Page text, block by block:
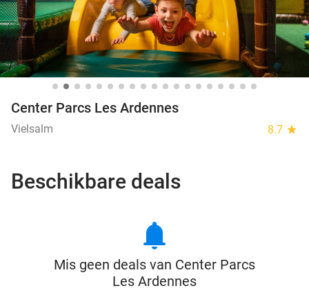
Center Parcs Les Ardennes
Vielsalm 8.7 star
Beschikbare deals
notifications
Mis geen deals van Center Parcs
Les Ardennes